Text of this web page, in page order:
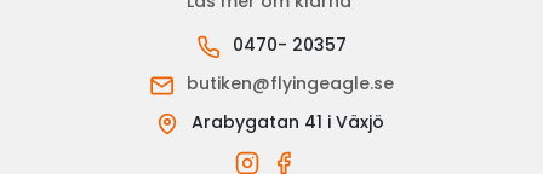
0470- 20357
butiken@flyingeagle.se
Arabygatan 41 i Växjö